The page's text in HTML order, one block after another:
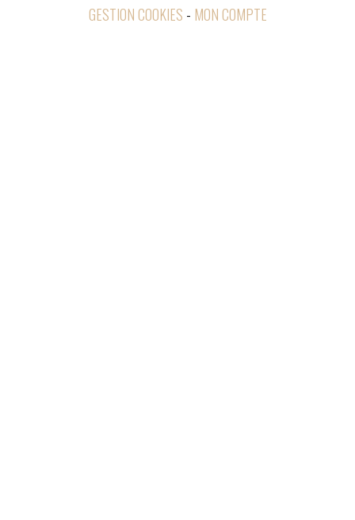
GESTION COOKIES
MON COMPTE